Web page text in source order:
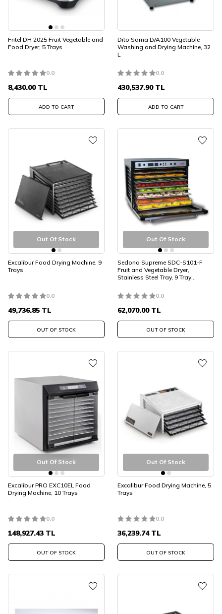
Fritel DH 2025 Fruit Vegetable and
Food Dryer, 5 Trays
0.0
8,430.00TL
ADD TO CART
Dito Sama LVA100 Vegetable
Washing and Drying Machine, 32
L
0.0
430,537.90TL
ADD TO CART
Out Of Stock
Excalibur Food Drying Machine, 9
Trays
0.0
49,736.85 TL
OUT OF STOCK
Out Of Stock
Sedona Supreme SDC-S101-F
Fruit and Vegetable Dryer,
Stainless Steel Tray, 9 Tray
0.0
62,070.00TL
OUT OF STOCK
Out Of Stock
Excalibur PRO EXC10EL Food
Drying Machine, 10 Trays
0.0
148,927.43 TL
OUT OF STOCK
Out Of Stock
Excalibur Food Drying Machine, 5
Trays
0.0
36,239.74TL
OUT OF STOCK